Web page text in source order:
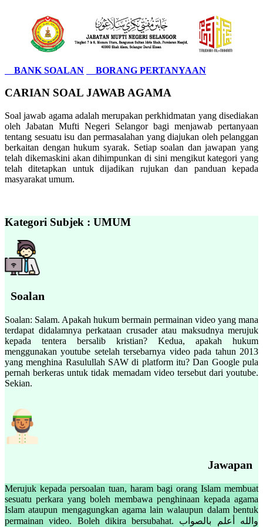
BANK SOALAN BORANG PERTANYAAN
CARIAN SOAL JAWAB AGAMA
Soal jawab agama adalah merupakan perkhidmatan yang disediakan
oleh Jabatan Mufti Negeri Selangor bagi menjawab pertanyaan
tentang sesuatu isu dan permasalahan yang diajukan oleh pelanggan
berkaitan dengan hukum syarak. Setiap soalan dan jawapan yang
telah dikemaskini akan dihimpunkan di sini mengikut kategori yang
telah ditetapkan untuk dijadikan rujukan dan panduan kepada
masyarakat umum.
Kategori Subjek : UMUM
Soalan
Soalan: Salam. Apakah hukum bermain permainan video yang mana
terdapat didalamnya perkataan crusader atau maksudnya merujuk
kepada tentera bersalib kristian? Kedua, apakah hukum
menggunakan youtube setelah tersebarnya video pada tahun 2013
yang menghina Rasulullah SAW di platform itu? Dan Google pula
pernah berkeras untuk tidak memadam video tersebut dari youtube.
Sekian.
Jawapan
Merujuk kepada persoalan tuan, haram bagi orang Islam membuat
sesuatu perkara yang boleh membawa penghinaan kepada agama
Islam ataupun mengagungkan agama lain walaupun dalam bentuk
permainan video. Boleh dikira bersubahat. والله أعلم بالصواب